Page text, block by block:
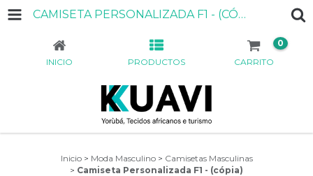
CAMISETA PERSONALIZADA F1 - (CÓPIA)
INICIO PRODUCTOS CARRITO
0
Inicio > Moda Masculino > Camisetas Masculinas
> Camiseta Personalizada F1 - (cópia)